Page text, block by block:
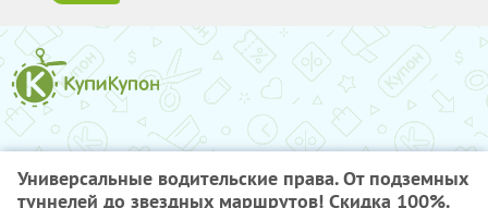
Универсальные водительские права. От подземных
туннелей до звездных маршрутов! Скидка 100%.